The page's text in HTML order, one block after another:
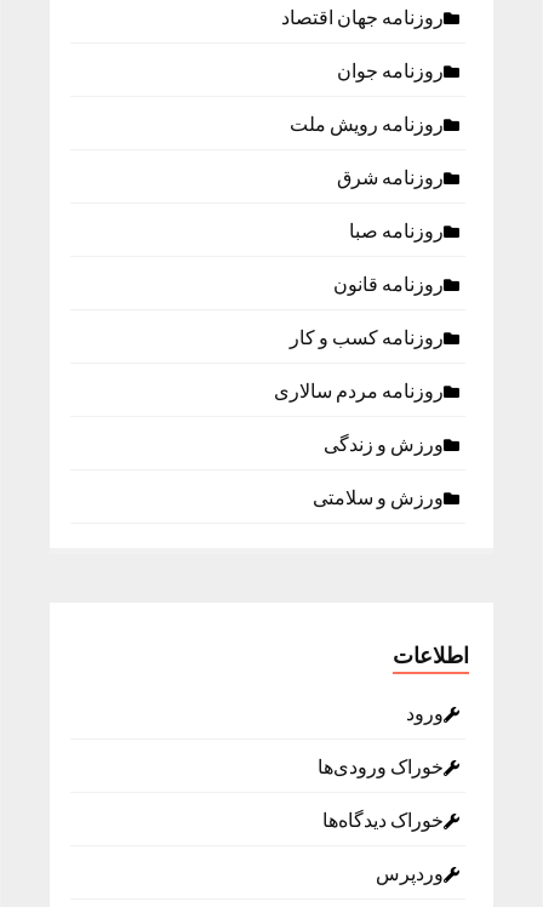
روزنامه جهان اقتصاد
روزنامه جوان
روزنامه رویش ملت
روزنامه شرق
روزنامه صبا
روزنامه قانون
روزنامه كسب و كار
روزنامه مردم سالاری
ورزش و زندگی
ورزش و سلامتی
اطلاعات
ورود
خوراک ورودی‌ها
خوراک دیدگاه‌ها
وردپرس